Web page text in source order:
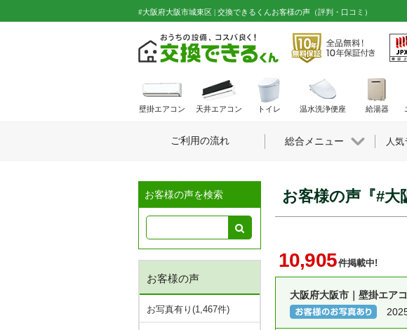
#大阪府大阪市城東区 | 交換できるくんお客様の声（評判・口コミ）
お客様の声を検索
お客様の声
お写真有り(1,467件)
お客様の声『#大
10,905件掲載中!
大阪府大阪市｜壁掛エア
壁掛エアコン 天井エアコン トイレ 温水洗浄便座 給湯器
ご利用の流れ 総合メニュー 人